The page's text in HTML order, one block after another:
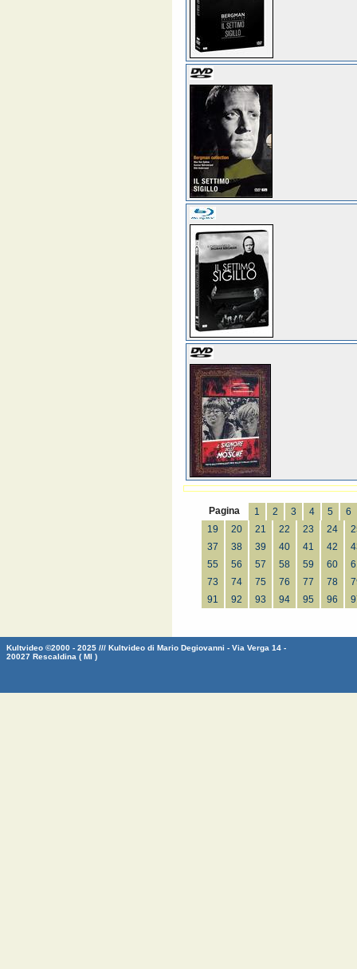
Pagina 1 2 3 4 5
6
19
20 21 22 23 24
37
38 39 40 41 42
55
56 57 58 59 60
73
74 75 76 77 78
91
92 93 94 95 96
Kultvideo ©2000 - 2025 /// Kultvideo di Mario Degiovanni - Via Verga 14 -
20027 Rescaldina ( MI )